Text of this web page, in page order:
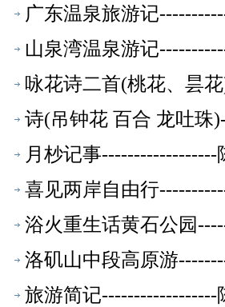
广东温泉旅游记
山泉湾温泉游记
咏花诗二首(桃花、昙
诗(吊钟花 百合 龙吐珠
月杪记事
喜见两岸自由行
浴火重生话黄石公园
洛矶山中段高原游
旅游简记------------------